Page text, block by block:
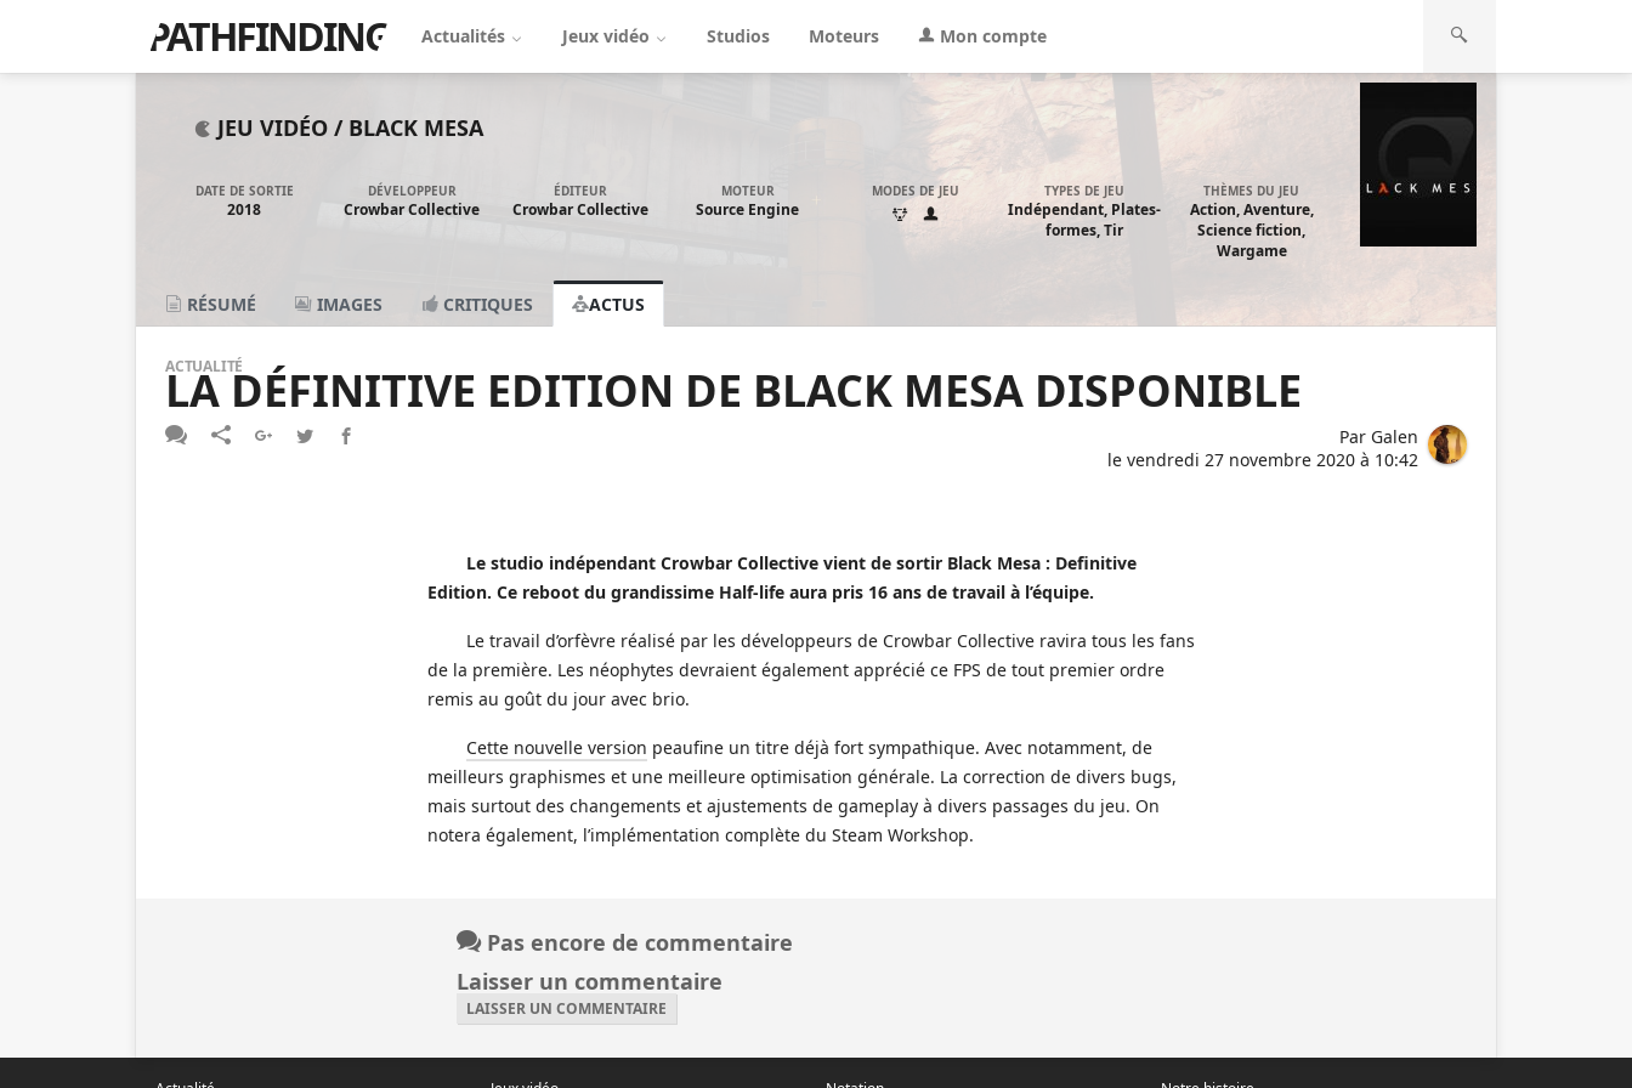
PATHFINDING Actualités Jeux vidéo Studios Moteurs Mon compte
JEU VIDÉO / BLACK MESA
DATE DE SORTIE
2018
DÉVELOPPEUR
Crowbar Collective
ÉDITEUR
Crowbar Collective
MOTEUR
Source Engine
MODES DE JEU TYPES DE JEU
Indépendant, Plates-
formes, Tir
THÈMES DU JEU
Action, Aventure,
Science fiction,
Wargame
RÉSUMÉ IMAGES CRITIQUES ACTUS
ACTUALITÉ
LA DÉFINITIVE EDITION DE BLACK MESA DISPONIBLE
Par Galen
le vendredi 27 novembre 2020 à 10:42
Le studio indépendant Crowbar Collective vient de sortir Black Mesa : Definitive
Edition. Ce reboot du grandissime Half-life aura pris 16 ans de travail à l’équipe.
Le travail d’orfèvre réalisé par les développeurs de Crowbar Collective ravira tous les fans
de la première. Les néophytes devraient également apprécié ce FPS de tout premier ordre
remis au goût du jour avec brio.
Cette nouvelle version peaufine un titre déjà fort sympathique. Avec notamment, de
meilleurs graphismes et une meilleure optimisation générale. La correction de divers bugs,
mais surtout des changements et ajustements de gameplay à divers passages du jeu. On
notera également, l’implémentation complète du Steam Workshop.
Pas encore de commentaire
Laisser un commentaire
LAISSER UN COMMENTAIRE